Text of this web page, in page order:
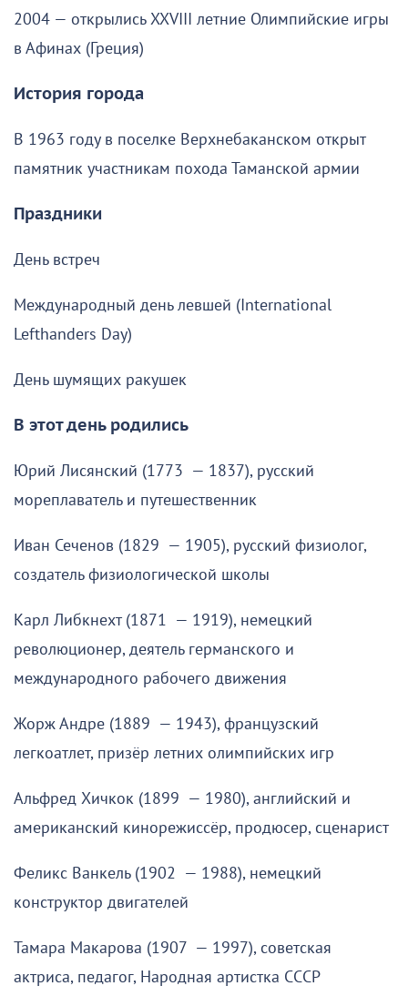
2004 — открылись XXVIII летние Олимпийские игры
в Афинах (Греция)
История города
В 1963 году в поселке Верхнебаканском открыт
памятник участникам похода Таманской армии
Праздники
День встреч
Международный день левшей (International
Lefthanders Day)
День шумящих ракушек
В этот день родились
Юрий Лисянский (1773 — 1837), русский
мореплаватель и путешественник
Иван Сеченов (1829 — 1905), русский физиолог,
создатель физиологической школы
Карл Либкнехт (1871 — 1919), немецкий
революционер, деятель германского и
международного рабочего движения
Жорж Андре (1889 — 1943), французский
легкоатлет, призёр летних олимпийских игр
Альфред Хичкок (1899 — 1980), английский и
американский кинорежиссёр, продюсер, сценарист
Феликс Ванкель (1902 — 1988), немецкий
конструктор двигателей
Тамара Макарова (1907 — 1997), советская
актриса, педагог, Народная артистка СССР